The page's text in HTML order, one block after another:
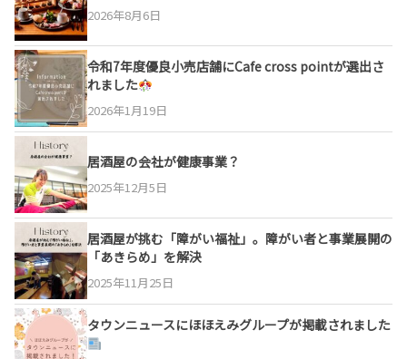
2026年8月6日
令和7年度優良小売店舗にCafe cross pointが選出さ
れました
2026年1月19日
居酒屋の会社が健康事業？
2025年12月5日
居酒屋が挑む「障がい福祉」。障がい者と事業展開の
「あきらめ」を解決
2025年11月25日
タウンニュースにほほえみグループが掲載されました